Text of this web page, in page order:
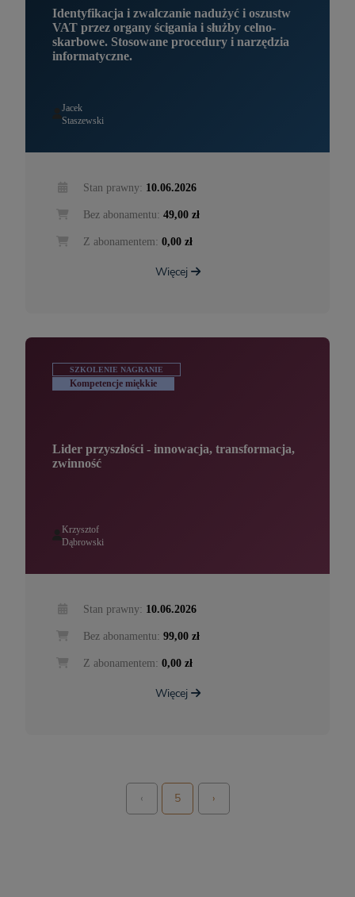
Identyfikacja i zwalczanie nadużyć i oszustw
VAT przez organy ścigania i służby celno-
skarbowe. Stosowane procedury i narzędzia
informatyczne.
Jacek
Staszewski
Stan prawny: 10.06.2026
Bez abonamentu: 49,00 zł
Z abonamentem: 0,00 zł
Więcej
SZKOLENIE NAGRANIE
Kompetencje miękkie
Lider przyszłości - innowacja, transformacja,
zwinność
Krzysztof
Dąbrowski
Stan prawny: 10.06.2026
Bez abonamentu: 99,00 zł
Z abonamentem: 0,00 zł
Więcej
‹ 5 ›